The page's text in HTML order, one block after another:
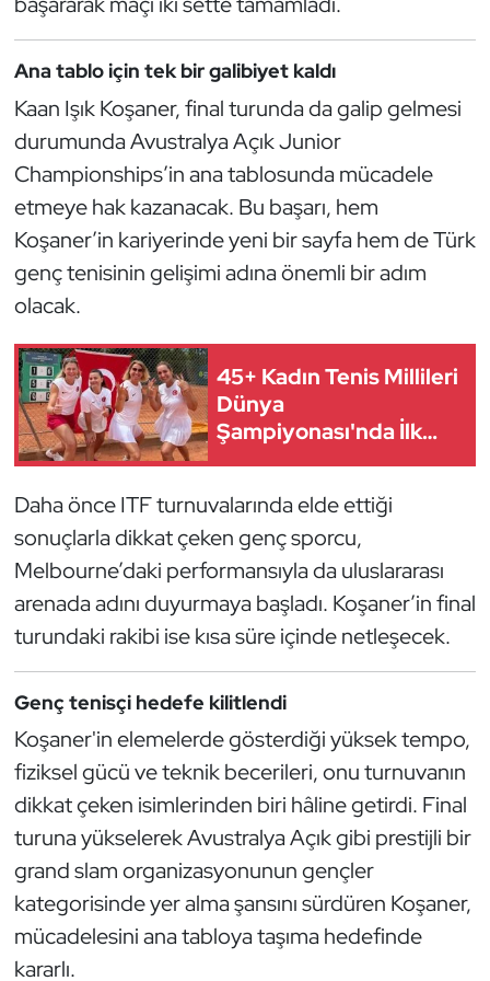
Ana tablo için tek bir galibiyet kaldı
Kaan Işık Koşaner, final turunda da galip gelmesi
durumunda Avustralya Açık Junior
Championships’in ana tablosunda mücadele
etmeye hak kazanacak. Bu başarı, hem
Koşaner’in kariyerinde yeni bir sayfa hem de Türk
genç tenisinin gelişimi adına önemli bir adım
olacak.
45+ Kadın Tenis Millileri
Dünya
Şampiyonası'nda İlk
Daha önce ITF turnuvalarında elde ettiği
sonuçlarla dikkat çeken genç sporcu,
Melbourne’daki performansıyla da uluslararası
arenada adını duyurmaya başladı. Koşaner’in final
turundaki rakibi ise kısa süre içinde netleşecek.
Genç tenisçi hedefe kilitlendi
Koşaner'in elemelerde gösterdiği yüksek tempo,
fiziksel gücü ve teknik becerileri, onu turnuvanın
dikkat çeken isimlerinden biri hâline getirdi. Final
turuna yükselerek Avustralya Açık gibi prestijli bir
grand slam organizasyonunun gençler
kategorisinde yer alma şansını sürdüren Koşaner,
mücadelesini ana tabloya taşıma hedefinde
kararlı.
Güreş
Halter
Hava Sporları
Hentbol
İşitme Engelli Sporcular
Judo ve Kuraş
Kano ve Rafting
Karate
Kayak
Kempo
Kick Boks
Kürek
Masa Tenisi
Modern Pentatlon
Motor Sporları
Muay Thai
Okçuluk
Optimist